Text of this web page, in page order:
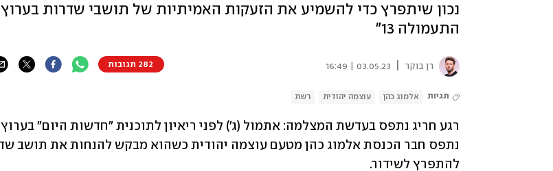
נכון שיתפרץ כדי להשמיע את הזעקות האמיתיות של תושבי שדרות בערוץ
התעמולה 13"
רן בוקר 03.05.23 | 16:49 282 תגובות
תגיות אלמוג כהן עוצמה יהודית רשת
להתפרץ לשידור.